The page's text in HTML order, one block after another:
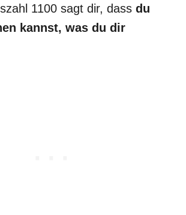
1100 sagt dir, dass du
kannst, was du dir